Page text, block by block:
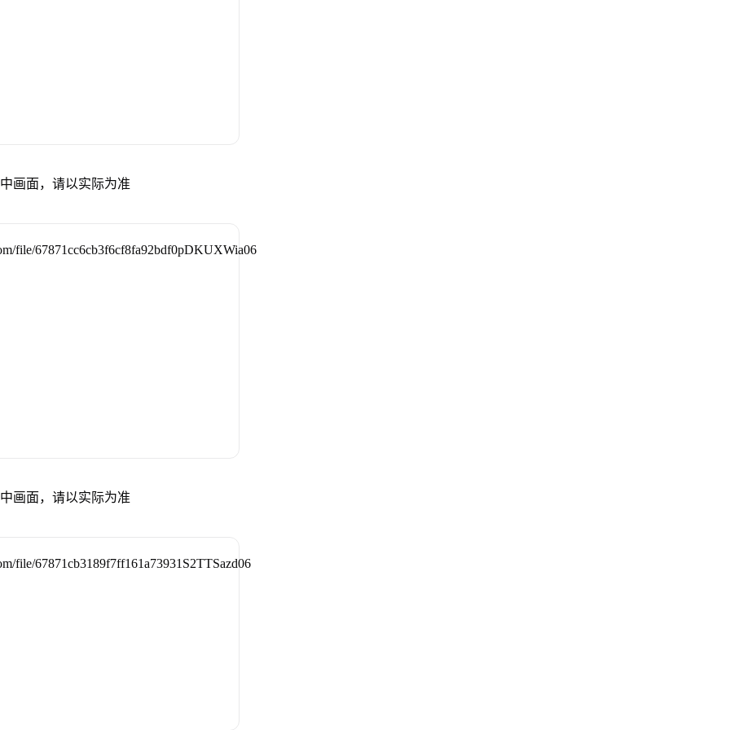
画面，请以实际为准
画面，请以实际为准